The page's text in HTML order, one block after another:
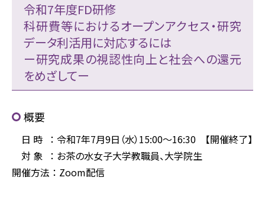
令和7年度FD研修
科研費等におけるオープンアクセス・研究
データ利活用に対応するには
ー研究成果の視認性向上と社会への還元
をめざしてー
概要
日 時 ： 令和7年7月9日（水）15:00～16:30 【開催終了】
対 象 ： お茶の水女子大学教職員、大学院生
開催方法 ： Zoom配信